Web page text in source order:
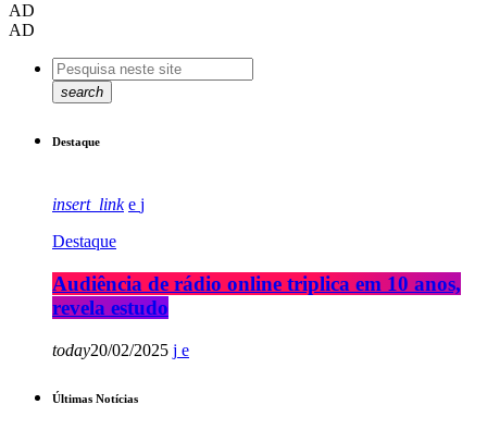
AD
AD
search
Destaque
insert_link
Destaque
Audiência de rádio online triplica em 10 anos,
revela estudo
today20/02/2025
Últimas Notícias